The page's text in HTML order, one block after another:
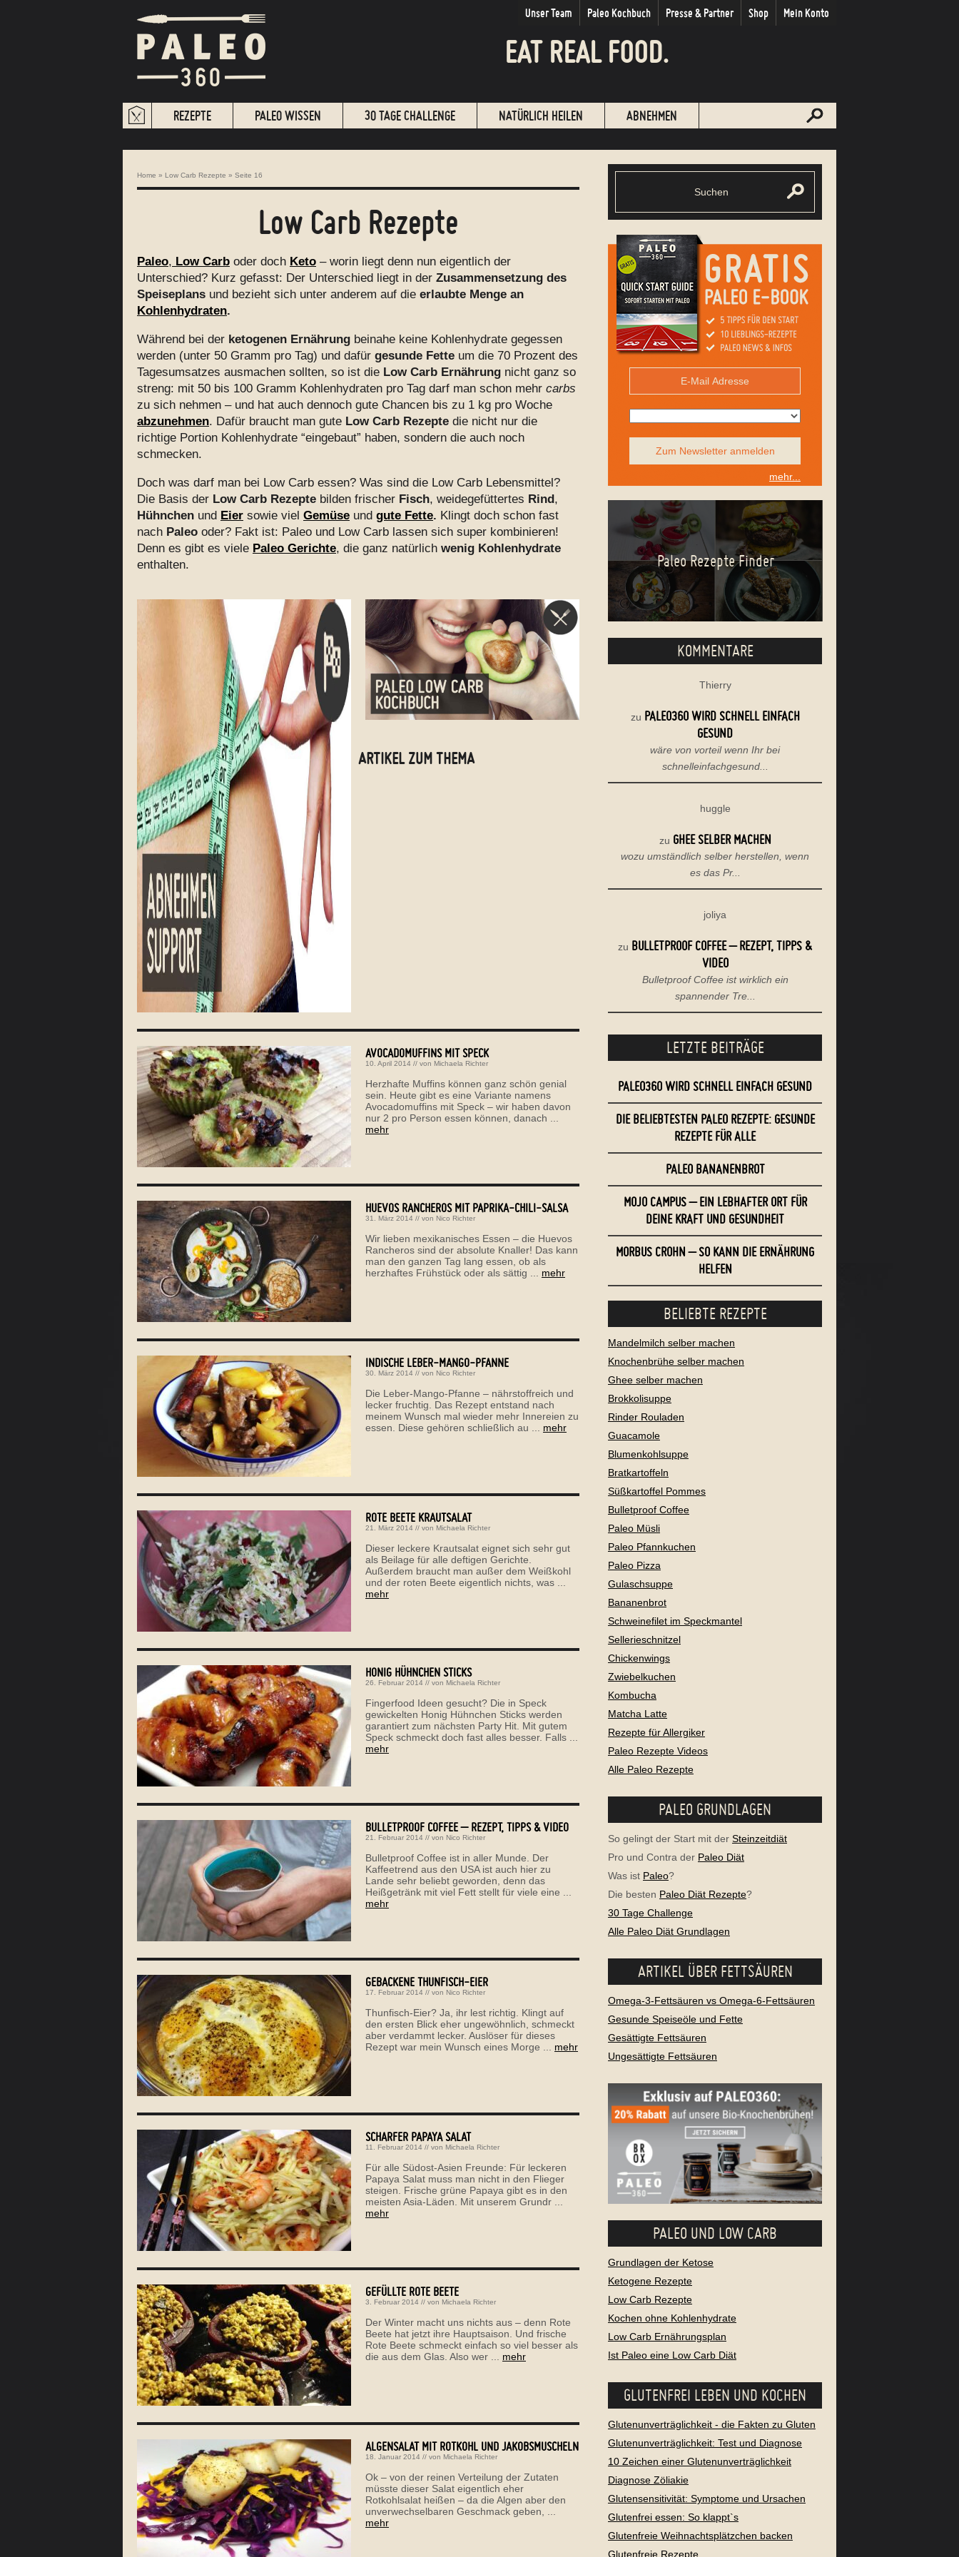
EAT REAL FOOD.
Unser Team Paleo Kochbuch Presse & Partner Shop Mein Konto
REZEPTE PALEO WISSEN 30 TAGE CHALLENGE NATÜRLICH HEILEN ABNEHMEN
Home » Low Carb Rezepte » Seite 16
Low Carb Rezepte
Paleo, Low Carb oder doch Keto – worin liegt denn nun eigentlich der
Unterschied? Kurz gefasst: Der Unterschied liegt in der Zusammensetzung des
Speiseplans und bezieht sich unter anderem auf die erlaubte Menge an
Kohlenhydraten.
Während bei der ketogenen Ernährung beinahe keine Kohlenhydrate gegessen
werden (unter 50 Gramm pro Tag) und dafür gesunde Fette um die 70 Prozent des
Tagesumsatzes ausmachen sollten, so ist die Low Carb Ernährung nicht ganz so
streng: mit 50 bis 100 Gramm Kohlenhydraten pro Tag darf man schon mehr carbs
zu sich nehmen – und hat auch dennoch gute Chancen bis zu 1 kg pro Woche
abzunehmen. Dafür braucht man gute Low Carb Rezepte die nicht nur die
richtige Portion Kohlenhydrate “eingebaut” haben, sondern die auch noch
schmecken.
Doch was darf man bei Low Carb essen? Was sind die Low Carb Lebensmittel?
Die Basis der Low Carb Rezepte bilden frischer Fisch, weidegefüttertes Rind,
Hühnchen und Eier sowie viel Gemüse und gute Fette. Klingt doch schon fast
nach Paleo oder? Fakt ist: Paleo und Low Carb lassen sich super kombinieren!
Denn es gibt es viele Paleo Gerichte, die ganz natürlich wenig Kohlenhydrate
enthalten.
ARTIKEL ZUM THEMA
AVOCADOMUFFINS MIT SPECK
10. April 2014 // von Michaela Richter
Herzhafte Muffins können ganz schön genial
sein. Heute gibt es eine Variante namens
Avocadomuffins mit Speck – wir haben davon
nur 2 pro Person essen können, danach ...
mehr
HUEVOS RANCHEROS MIT PAPRIKA-CHILI-SALSA
31. März 2014 // von Nico Richter
Wir lieben mexikanisches Essen – die Huevos
Rancheros sind der absolute Knaller! Das kann
man den ganzen Tag lang essen, ob als
herzhaftes Frühstück oder als sättig ... mehr
INDISCHE LEBER-MANGO-PFANNE
30. März 2014 // von Nico Richter
Die Leber-Mango-Pfanne – nährstoffreich und
lecker fruchtig. Das Rezept entstand nach
meinem Wunsch mal wieder mehr Innereien zu
essen. Diese gehören schließlich au ... mehr
ROTE BEETE KRAUTSALAT
21. März 2014 // von Michaela Richter
Dieser leckere Krautsalat eignet sich sehr gut
als Beilage für alle deftigen Gerichte.
Außerdem braucht man außer dem Weißkohl
und der roten Beete eigentlich nichts, was ...
mehr
HONIG HÜHNCHEN STICKS
26. Februar 2014 // von Michaela Richter
Fingerfood Ideen gesucht? Die in Speck
gewickelten Honig Hühnchen Sticks werden
garantiert zum nächsten Party Hit. Mit gutem
Speck schmeckt doch fast alles besser. Falls ...
mehr
BULLETPROOF COFFEE – REZEPT, TIPPS & VIDEO
21. Februar 2014 // von Nico Richter
Bulletproof Coffee ist in aller Munde. Der
Kaffeetrend aus den USA ist auch hier zu
Lande sehr beliebt geworden, denn das
Heißgetränk mit viel Fett stellt für viele eine ...
mehr
GEBACKENE THUNFISCH-EIER
17. Februar 2014 // von Nico Richter
Thunfisch-Eier? Ja, ihr lest richtig. Klingt auf
den ersten Blick eher ungewöhnlich, schmeckt
aber verdammt lecker. Auslöser für dieses
Rezept war mein Wunsch eines Morge ... mehr
SCHARFER PAPAYA SALAT
11. Februar 2014 // von Michaela Richter
Für alle Südost-Asien Freunde: Für leckeren
Papaya Salat muss man nicht in den Flieger
steigen. Frische grüne Papaya gibt es in den
meisten Asia-Läden. Mit unserem Grundr ...
mehr
GEFÜLLTE ROTE BEETE
3. Februar 2014 // von Michaela Richter
Der Winter macht uns nichts aus – denn Rote
Beete hat jetzt ihre Hauptsaison. Und frische
Rote Beete schmeckt einfach so viel besser als
die aus dem Glas. Also wer ... mehr
ALGENSALAT MIT ROTKOHL UND JAKOBSMUSCHELN
18. Januar 2014 // von Michaela Richter
Ok – von der reinen Verteilung der Zutaten
müsste dieser Salat eigentlich eher
Rotkohlsalat heißen – da die Algen aber den
unverwechselbaren Geschmack geben, ...
mehr
Zum Newsletter anmelden
mehr...
Paleo Rezepte Finder
KOMMENTARE
Thierry
zu PALEO360 WIRD SCHNELL EINFACH
GESUND
wäre von vorteil wenn Ihr bei
schnelleinfachgesund...
huggle
zu GHEE SELBER MACHEN
wozu umständlich selber herstellen, wenn
es das Pr...
joliya
zu BULLETPROOF COFFEE – REZEPT, TIPPS &
VIDEO
Bulletproof Coffee ist wirklich ein
spannender Tre...
LETZTE BEITRÄGE
PALEO360 WIRD SCHNELL EINFACH GESUND
DIE BELIEBTESTEN PALEO REZEPTE: GESUNDE
REZEPTE FÜR ALLE
PALEO BANANENBROT
MOJO CAMPUS – EIN LEBHAFTER ORT FÜR
DEINE KRAFT UND GESUNDHEIT
MORBUS CROHN – SO KANN DIE ERNÄHRUNG
HELFEN
BELIEBTE REZEPTE
Mandelmilch selber machen
Knochenbrühe selber machen
Ghee selber machen
Brokkolisuppe
Rinder Rouladen
Guacamole
Blumenkohlsuppe
Bratkartoffeln
Süßkartoffel Pommes
Bulletproof Coffee
Paleo Müsli
Paleo Pfannkuchen
Paleo Pizza
Gulaschsuppe
Bananenbrot
Schweinefilet im Speckmantel
Sellerieschnitzel
Chickenwings
Zwiebelkuchen
Kombucha
Matcha Latte
Rezepte für Allergiker
Paleo Rezepte Videos
Alle Paleo Rezepte
PALEO GRUNDLAGEN
So gelingt der Start mit der Steinzeitdiät
Pro und Contra der Paleo Diät
Was ist Paleo?
Die besten Paleo Diät Rezepte?
30 Tage Challenge
Alle Paleo Diät Grundlagen
ARTIKEL ÜBER FETTSÄUREN
Omega-3-Fettsäuren vs Omega-6-Fettsäuren
Gesunde Speiseöle und Fette
Gesättigte Fettsäuren
Ungesättigte Fettsäuren
PALEO UND LOW CARB
Grundlagen der Ketose
Ketogene Rezepte
Low Carb Rezepte
Kochen ohne Kohlenhydrate
Low Carb Ernährungsplan
Ist Paleo eine Low Carb Diät
GLUTENFREI LEBEN UND KOCHEN
Glutenunverträglichkeit - die Fakten zu Gluten
Glutenunverträglichkeit: Test und Diagnose
10 Zeichen einer Glutenunverträglichkeit
Diagnose Zöliakie
Glutensensitivität: Symptome und Ursachen
Glutenfrei essen: So klappt`s
Glutenfreie Weihnachtsplätzchen backen
Glutenfreie Rezepte